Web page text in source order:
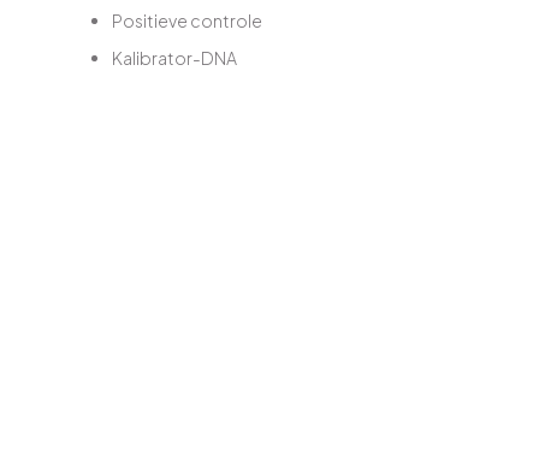
Positieve controle
Kalibrator-DNA